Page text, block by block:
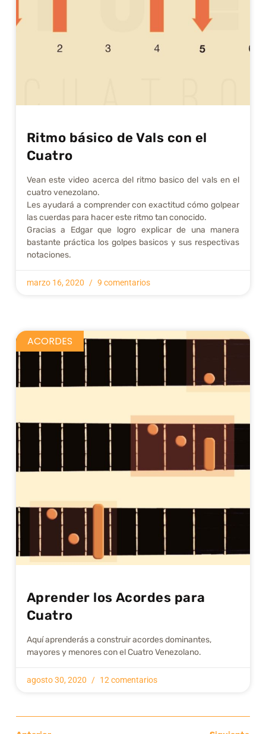
Ritmo básico de Vals con el
Cuatro
Vean este video acerca del ritmo basico del vals en el
cuatro venezolano.
Les ayudará a comprender con exactitud cómo golpear
las cuerdas para hacer este ritmo tan conocido.
Gracias a Edgar que logro explicar de una manera
bastante práctica los golpes basicos y sus respectivas
notaciones.
marzo 16, 2020 9 comentarios
ACORDES
Aprender los Acordes para
Cuatro
Aquí aprenderás a construir acordes dominantes,
mayores y menores con el Cuatro Venezolano.
agosto 30, 2020 12 comentarios